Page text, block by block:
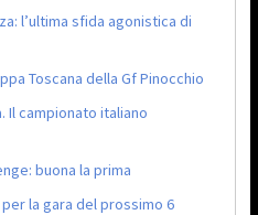
l’ultima sfida agonistica di
Toscana della Gf Pinocchio
Il campionato italiano
buona la prima
la gara del prossimo 6